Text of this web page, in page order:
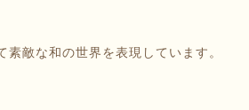
敵な和の世界を表現しています。